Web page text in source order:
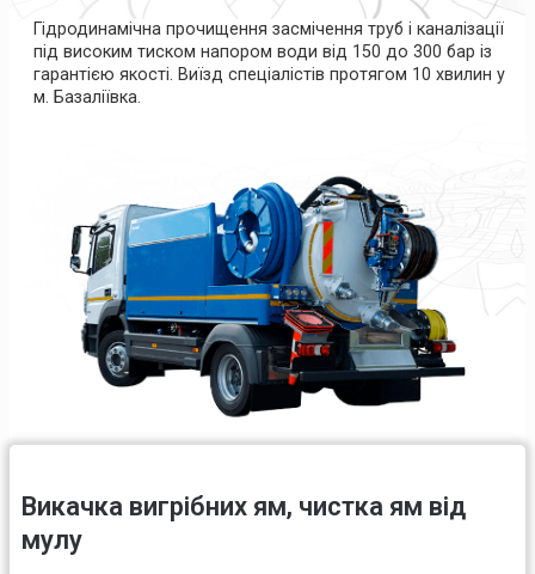
Гідродинамічна прочищення засмічення труб і каналізації
під високим тиском напором води від 150 до 300 бар із
гарантією якості. Виїзд спеціалістів протягом 10 хвилин у
м. Базаліївка.
Викачка вигрібних ям, чистка ям від
мулу